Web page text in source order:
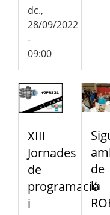
dc.,
28/09/2022
-
09:00
XIII
Jornades
de
programació
i
de
la